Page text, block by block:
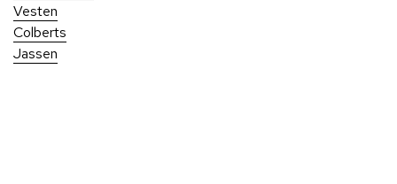
Vesten
Colberts
Jassen